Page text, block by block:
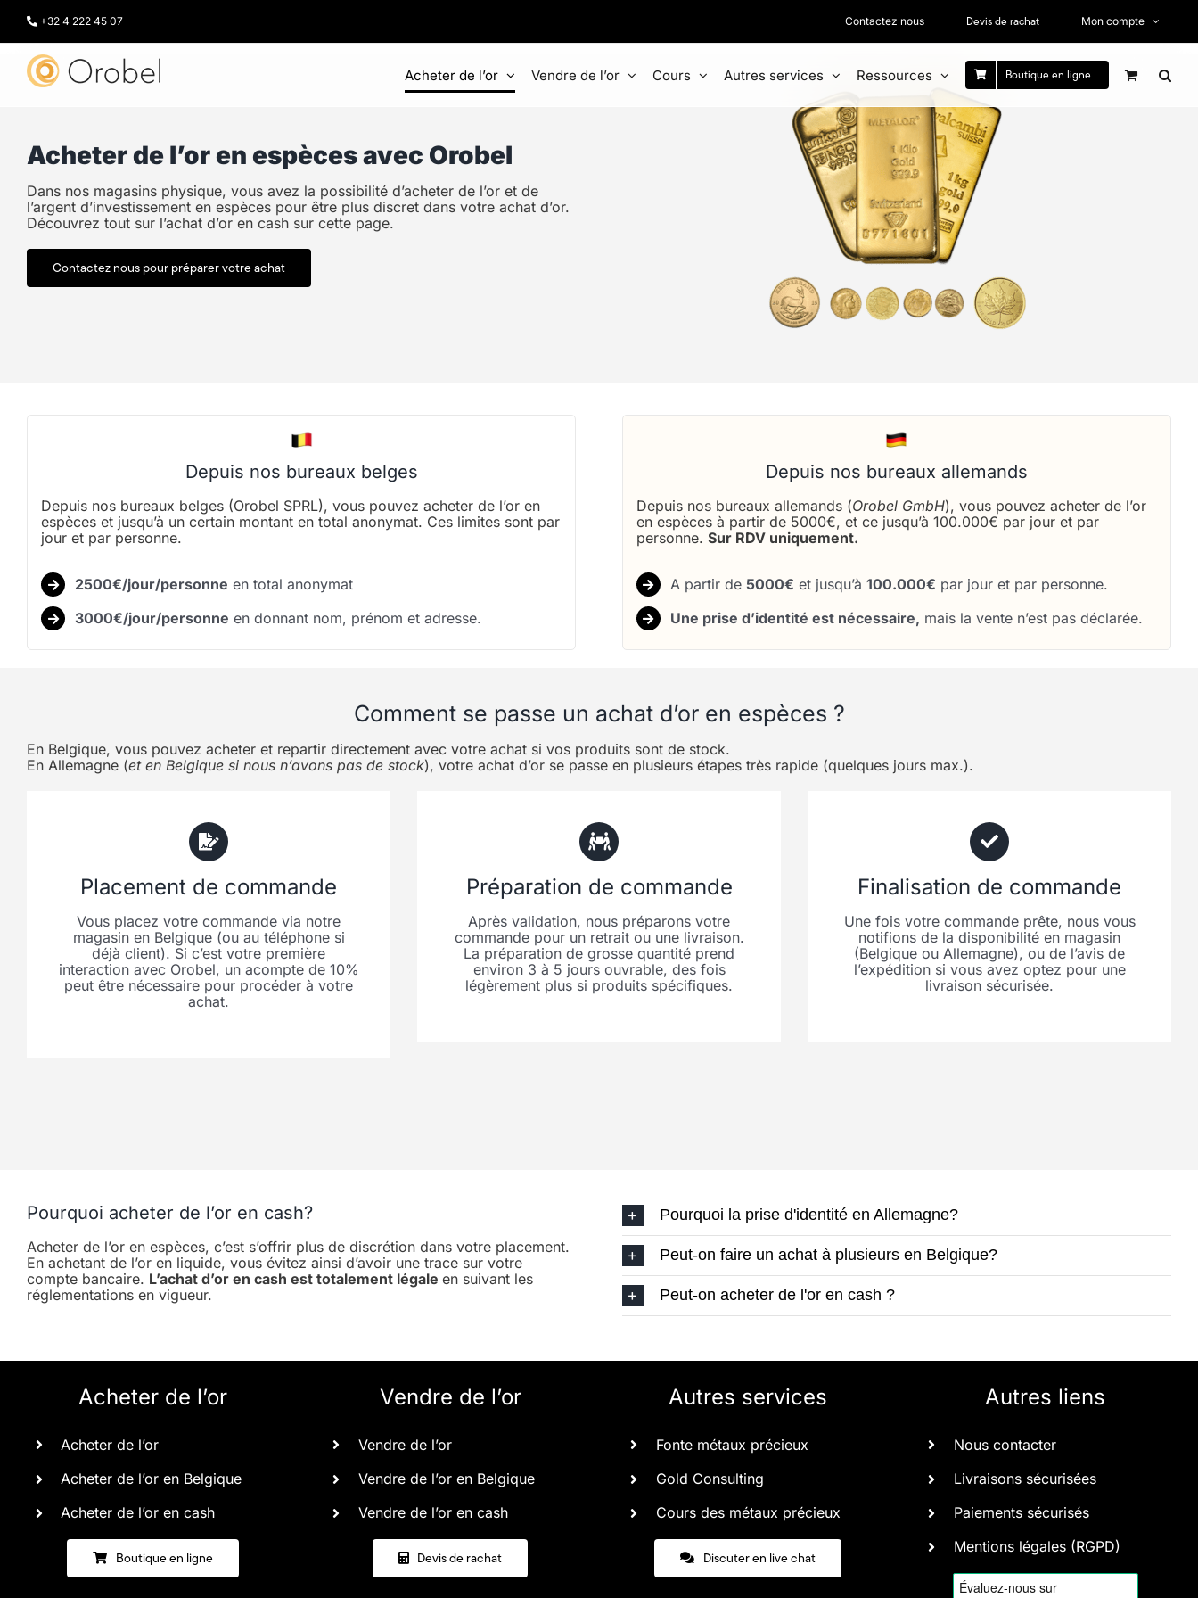
contenu
+32 4 222 45 07 Contactez nous Devis de rachat Mon compte
Acheter de l’or Vendre de l’or Cours Autres services Ressources Boutique en ligne
Acheter de l’or en espèces avec Orobel
Dans nos magasins physique, vous avez la possibilité d’acheter de l’or et de
l’argent d’investissement en espèces pour être plus discret dans votre achat d’or.
Découvrez tout sur l’achat d’or en cash sur cette page.
Contactez nous pour préparer votre achat
Depuis nos bureaux belges
Depuis nos bureaux belges (Orobel SPRL), vous pouvez acheter de l’or en
espèces et jusqu’à un certain montant en total anonymat. Ces limites sont par
jour et par personne.
2500€/jour/personne en total anonymat
3000€/jour/personne en donnant nom, prénom et adresse.
Depuis nos bureaux allemands
Depuis nos bureaux allemands (Orobel GmbH), vous pouvez acheter de l’or
en espèces à partir de 5000€, et ce jusqu’à 100.000€ par jour et par
personne. Sur RDV uniquement.
A partir de5000€ et jusqu’à100.000€ par jour et par personne.
Une prise d’identité est nécessaire, mais la vente n’est pas déclarée.
Comment se passe un achat d’or en espèces ?
En Belgique, vous pouvez acheter et repartir directement avec votre achat si vos produits sont de stock.
En Allemagne (et en Belgique si nous n’avons pas de stock), votre achat d’or se passe en plusieurs étapes très rapide (quelques jours max.).
Placement de commande
Vous placez votre commande via notre
magasin en Belgique (ou au téléphone si
déjà client). Si c’est votre première
interaction avec Orobel, un acompte de 10%
peut être nécessaire pour procéder à votre
achat.
Préparation de commande
Après validation, nous préparons votre
commande pour un retrait ou une livraison.
La préparation de grosse quantité prend
environ 3 à 5 jours ouvrable, des fois
légèrement plus si produits spécifiques.
Finalisation de commande
Une fois votre commande prête, nous vous
notifions de la disponibilité en magasin
(Belgique ou Allemagne), ou de l’avis de
l’expédition si vous avez optez pour une
livraison sécurisée.
Pourquoi acheter de l’or en cash?
Acheter de l’or en espèces, c’est s’offrir plus de discrétion dans votre placement.
En achetant de l’or en liquide, vous évitez ainsi d’avoir une trace sur votre
compte bancaire. L’achat d’or en cash est totalement légale en suivant les
réglementations en vigueur.
Pourquoi la prise d'identité en Allemagne?
Peut-on faire un achat à plusieurs en Belgique?
Peut-on acheter de l'or en cash ?
Acheter de l’or
Acheter de l’or
Acheter de l’or en Belgique
Acheter de l’or en cash
Boutique en ligne
Vendre de l’or
Vendre de l’or
Vendre de l’or en Belgique
Vendre de l’or en cash
Devis de rachat
Autres services
Fonte métaux précieux
Gold Consulting
Cours des métaux précieux
Discuter en live chat
Autres liens
Nous contacter
Livraisons sécurisées
Paiements sécurisés
Mentions légales (RGPD)